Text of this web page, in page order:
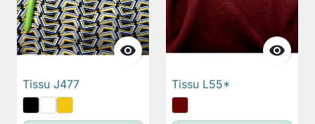

Tissu J477

Tissu L55*